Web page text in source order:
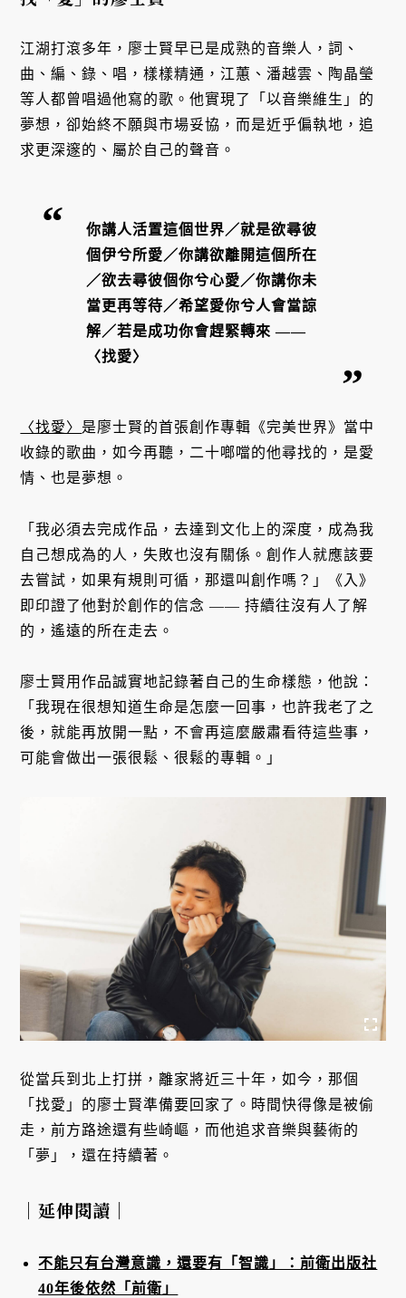
江湖打滾多年，廖士賢早已是成熟的音樂人，詞、
曲、編、錄、唱，樣樣精通，江蕙、潘越雲、陶晶瑩
等人都曾唱過他寫的歌。他實現了「以音樂維生」的
夢想，卻始終不願與市場妥協，而是近乎偏執地，追
求更深邃的、屬於自己的聲音。
你講人活置這個世界／就是欲尋彼
個伊兮所愛／你講欲離開這個所在
／欲去尋彼個你兮心愛／你講你未
當更再等待／希望愛你兮人會當諒
解／若是成功你會趕緊轉來 ——
〈找愛〉
〈找愛〉 是廖士賢的首張創作專輯《完美世界》當中
收錄的歌曲，如今再聽，二十啷噹的他尋找的，是愛
情、也是夢想。
「我必須去完成作品，去達到文化上的深度，成為我
自己想成為的人，失敗也沒有關係。創作人就應該要
去嘗試，如果有規則可循，那還叫創作嗎？」《入》
即印證了他對於創作的信念 —— 持續往沒有人了解
的，遙遠的所在走去。
廖士賢用作品誠實地記錄著自己的生命樣態，他說：
「我現在很想知道生命是怎麼一回事，也許我老了之
後，就能再放開一點，不會再這麼嚴肅看待這些事，
可能會做出一張很鬆、很鬆的專輯。」
從當兵到北上打拼，離家將近三十年，如今，那個
「找愛」的廖士賢準備要回家了。時間快得像是被偷
走，前方路途還有些崎嶇，而他追求音樂與藝術的
「夢」，還在持續著。
｜延伸閱讀｜
不能只有台灣意識，還要有「智識」：前衛出版社
40年後依然「前衛」